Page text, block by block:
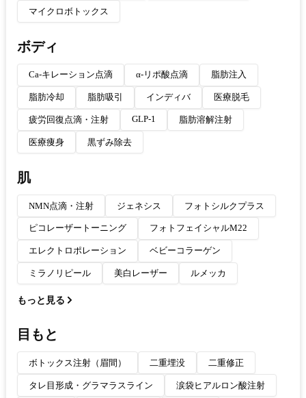
マイクロボトックス
ボディ
Ca-キレーション点滴 α-リポ酸点滴 脂肪注入
脂肪冷却 脂肪吸引 インディバ 医療脱毛
疲労回復点滴・注射 GLP-1 脂肪溶解注射
医療痩身 黒ずみ除去
肌
NMN点滴・注射 ジェネシス フォトシルクプラス
ピコレーザートーニング フォトフェイシャルM22
エレクトロポレーション ベビーコラーゲン
ミラノリピール 美白レーザー ルメッカ
もっと見る
目もと
ボトックス注射（眉間） 二重埋没 二重修正
タレ目形成・グラマラスライン 涙袋ヒアルロン酸注射